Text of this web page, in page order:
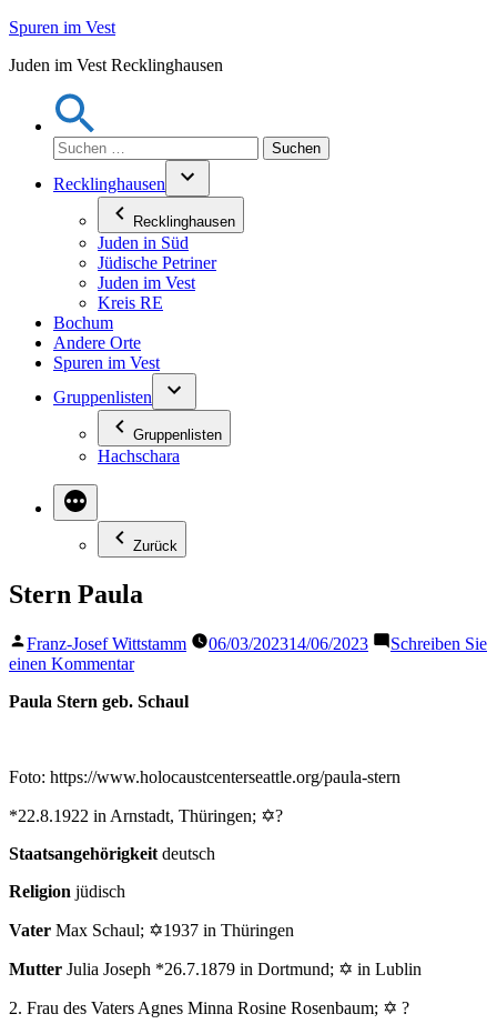
Zum
springen
Spuren im Vest
Juden im Vest Recklinghausen
Suchen
nach:
Recklinghausen
Recklinghausen
Juden in Süd
Jüdische Petriner
Juden im Vest
Kreis RE
Bochum
Andere Orte
Spuren im Vest
Gruppenlisten
Gruppenlisten
Hachschara
Zurück
Stern Paula
Veröffentlicht
von
Franz-Josef Wittstamm 06/03/202314/06/2023
Schreiben Sie
einen Kommentarzu
Paula
Paula Stern geb. Schaul
Foto: https://www.holocaustcenterseattle.org/paula-stern
*22.8.1922 in Arnstadt, Thüringen; ✡?
Staatsangehörigkeit deutsch
Religion jüdisch
Vater Max Schaul; ✡1937 in Thüringen
Mutter Julia Joseph *26.7.1879 in Dortmund; ✡ in Lublin
2. Frau des Vaters Agnes Minna Rosine Rosenbaum; ✡ ?